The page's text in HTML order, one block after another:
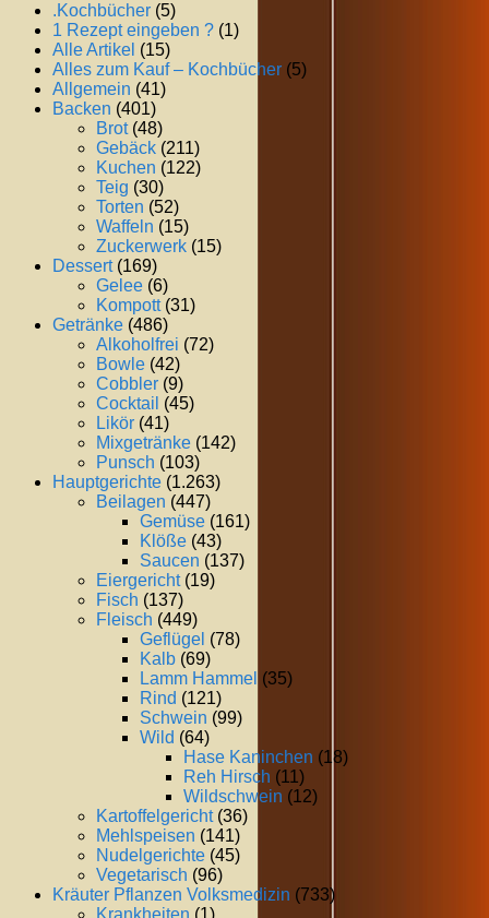
.Kochbücher (5)
1 Rezept eingeben ? (1)
Alle Artikel (15)
Alles zum Kauf – Kochbücher (5)
Allgemein (41)
Backen (401)
Brot(48)
Gebäck (211)
Kuchen (122)
Teig (30)
Torten (52)
Waffeln (15)
Zuckerwerk (15)
Dessert(169)
Gelee (6)
Kompott(31)
Getränke (486)
Alkoholfrei (72)
Bowle (42)
Cobbler (9)
Cocktail (45)
Likör (41)
Mixgetränke (142)
Punsch (103)
Hauptgerichte (1.263)
Beilagen (447)
Gemüse (161)
Klöße (43)
Saucen (137)
Eiergericht(19)
Fisch (137)
Fleisch (449)
Geflügel (78)
Kalb (69)
Lamm Hammel (35)
Rind (121)
Schwein (99)
Wild (64)
Hase Kaninchen (18)
Reh Hirsch (11)
Wildschwein (12)
Kartoffelgericht(36)
Mehlspeisen (141)
Nudelgerichte (45)
Vegetarisch (96)
Kräuter Pflanzen Volksmedizin (733)